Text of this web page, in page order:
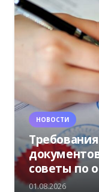
НОВОСТИ
советы по
01.08.2026